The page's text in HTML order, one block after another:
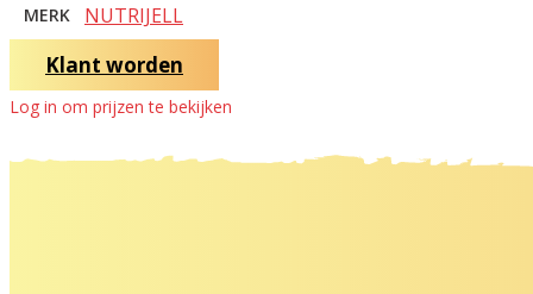
MERK NUTRIJELL
Klant worden
Log in om prijzen te bekijken